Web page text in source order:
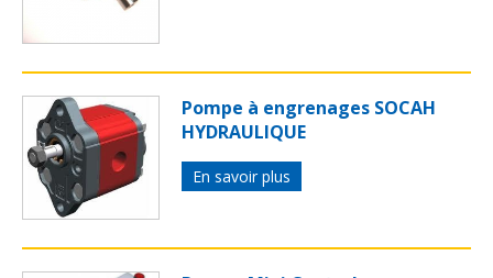
Pompe à engrenages SOCAH
HYDRAULIQUE
En savoir plus